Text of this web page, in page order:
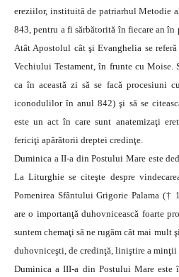
ereziilor, instituită de patriarhul Metodie
843, pentru a fi sărbătorită în fiecare an
Atât Apostolul cât şi Evanghelia se
Vechiului Testament, în frunte cu Moise.
ca în această zi să se facă procesiuni
iconodulilor în anul 842) şi să se
este un act în care sunt anatemizaţi
fericiţi apărătorii dreptei credinţe.
Duminica a II-a din Postului Mare este
La Liturghie se citeşte despre
Pomenirea Sfântului Grigorie Palama (†
are o importanţă duhovnicească foarte
suntem chemaţi să ne rugăm cât mai mult
duhovniceşti, de credinţă, liniştire a minţii
Duminica a III-a din Postului Mare este